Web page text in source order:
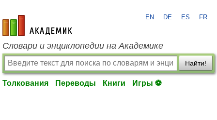
academic.ru
EN DE ES FR
Словари и энциклопедии на Академике
Найти!
Толкования Переводы Книги Игры ⚽